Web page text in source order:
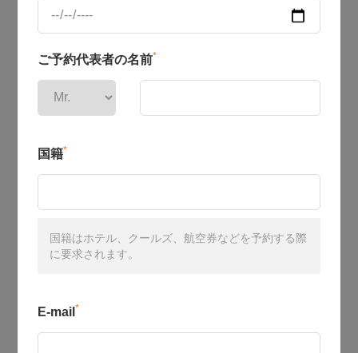
ご予約代表者の名前*
国籍*
国籍はホテル、クールズ、航空券などを予約する際
に要求されます。
E-mail *